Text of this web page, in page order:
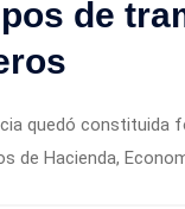
de
quedó constituida
de Hacienda,